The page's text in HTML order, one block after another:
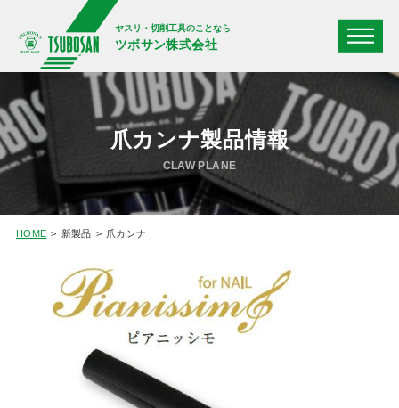
ヤスリ・切削工具のことなら
ツボサン株式会社
爪カンナ製品情報
CLAW PLANE
HOME 新製品 爪カンナ